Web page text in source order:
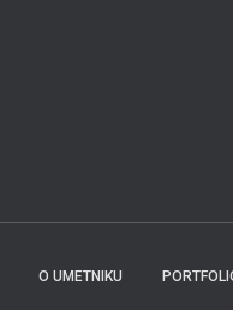
O UMETNIKU